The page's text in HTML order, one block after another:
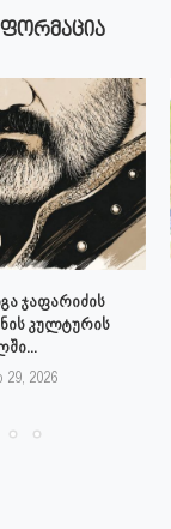
ჯაფარიძის
კულტურის
2026